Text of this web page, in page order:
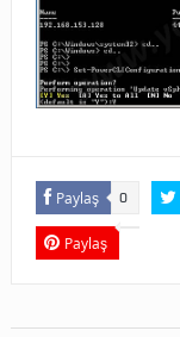
Paylaş 0
Paylaş